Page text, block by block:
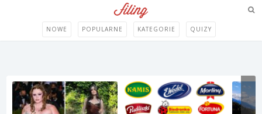
NOWE POPULARNE KATEGORIE QUIZY